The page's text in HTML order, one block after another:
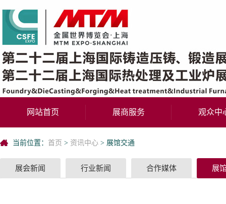
网站首页 展商服务 观众中
当前位置： 首页 > 资讯中心 > 展馆交通
展会新闻 行业新闻 合作媒体 展